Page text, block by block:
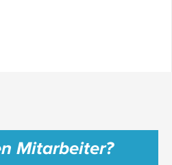
Mitarbeiter?